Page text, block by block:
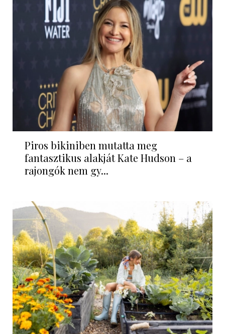
Piros bikiniben mutatta meg
fantasztikus alakját Kate Hudson – a
rajongók nem gy...